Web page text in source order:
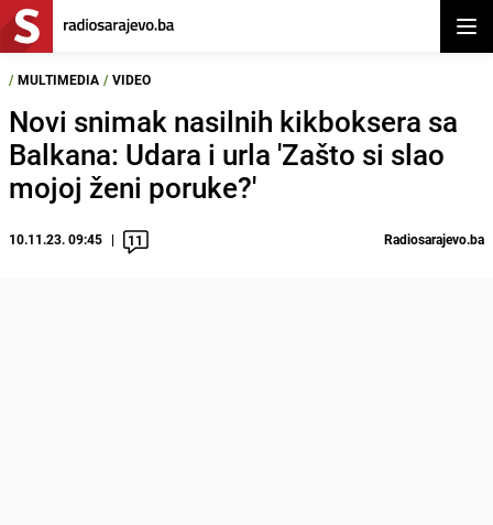
/ MULTIMEDIA / VIDEO
Novi snimak nasilnih kikboksera sa
Balkana: Udara i urla 'Zašto si slao
mojoj ženi poruke?'
10.11.23. 09:45 11 Radiosarajevo.ba